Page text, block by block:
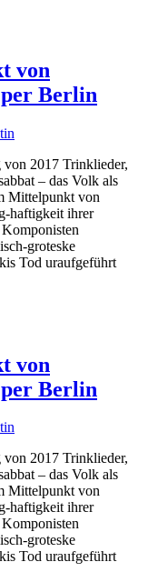
von
Berlin
von 2017 Trinklieder,
– das Volk als
Mittelpunkt von
haftigkeit ihrer
groteske
Tod uraufgeführt
von
Berlin
von 2017 Trinklieder,
– das Volk als
Mittelpunkt von
haftigkeit ihrer
groteske
Tod uraufgeführt